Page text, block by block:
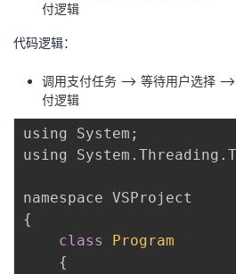
付逻辑
代码逻辑：
调用支付任务 --> 等待用户选择 --
付逻辑
using System ;
using System . Threading .
{
class
Program
{